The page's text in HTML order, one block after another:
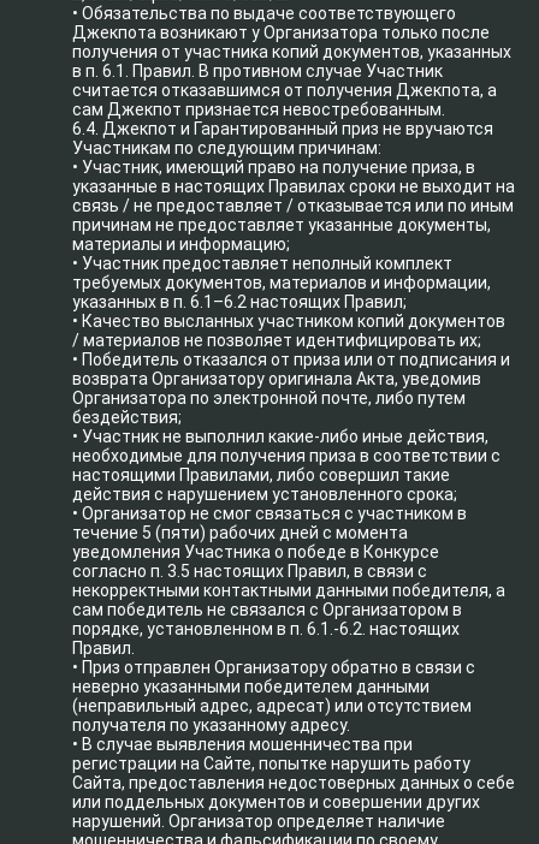
• Обязательства по выдаче соответствующего
Джекпота возникают у Организатора только после
получения от участника копий документов, указанных
в п. 6.1. Правил. В противном случае Участник
считается отказавшимся от получения Джекпота, а
сам Джекпот признается невостребованным.
6.4. Джекпот и Гарантированный приз не вручаются
Участникам по следующим причинам:
• Участник, имеющий право на получение приза, в
указанные в настоящих Правилах сроки не выходит на
связь / не предоставляет / отказывается или по иным
причинам не предоставляет указанные документы,
материалы и информацию;
• Участник предоставляет неполный комплект
требуемых документов, материалов и информации,
указанных в п. 6.1–6.2 настоящих Правил;
• Качество высланных участником копий документов
/ материалов не позволяет идентифицировать их;
• Победитель отказался от приза или от подписания и
возврата Организатору оригинала Акта, уведомив
Организатора по электронной почте, либо путем
бездействия;
• Участник не выполнил какие-либо иные действия,
необходимые для получения приза в соответствии с
настоящими Правилами, либо совершил такие
действия с нарушением установленного срока;
• Организатор не смог связаться с участником в
течение 5 (пяти) рабочих дней с момента
уведомления Участника о победе в Конкурсе
согласно п. 3.5 настоящих Правил, в связи с
некорректными контактными данными победителя, а
сам победитель не связался с Организатором в
порядке, установленном в п. 6.1.-6.2. настоящих
Правил.
• Приз отправлен Организатору обратно в связи с
неверно указанными победителем данными
(неправильный адрес, адресат) или отсутствием
получателя по указанному адресу.
• В случае выявления мошенничества при
регистрации на Сайте, попытке нарушить работу
Сайта, предоставления недостоверных данных о себе
или поддельных документов и совершении других
нарушений. Организатор определяет наличие